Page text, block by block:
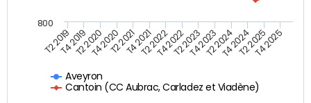
Aveyron
Cantoin (CC Aubrac, Carladez et Viadène)
T2 2019T4 2019T2 2020T4 2020T2 2021T4 2021T2 2022T4 2022T2 2023T4 2023T2 2024T4 2024T2 2025T4 2025
800